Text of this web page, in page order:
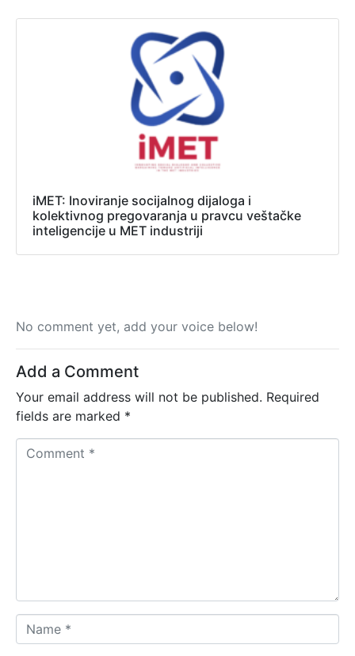
iMET: Inoviranje socijalnog dijaloga i
kolektivnog pregovaranja u pravcu veštačke
inteligencije u MET industriji
No comment yet, add your voice below!
Add a Comment
Your email address will not be published. Required
fields are marked *
a